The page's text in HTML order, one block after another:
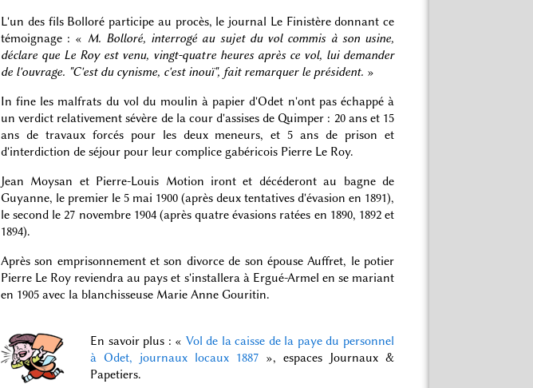
L'un des fils Bolloré participe au procès, le journal Le Finistère donnant ce
témoignage : « M. Bolloré, interrogé au sujet du vol commis à son usine,
déclare que Le Roy est venu, vingt-quatre heures après ce vol, lui demander
de l'ouvrage. "C'est du cynisme, c'est inouï", fait remarquer le président. »
In fine les malfrats du vol du moulin à papier d'Odet n'ont pas échappé à
un verdict relativement sévère de la cour d'assises de Quimper : 20 ans et 15
ans de travaux forcés pour les deux meneurs, et 5 ans de prison et
d'interdiction de séjour pour leur complice gabéricois Pierre Le Roy.
Jean Moysan et Pierre-Louis Motion iront et décéderont au bagne de
Guyanne, le premier le 5 mai 1900 (après deux tentatives d'évasion en 1891),
le second le 27 novembre 1904 (après quatre évasions ratées en 1890, 1892 et
1894).
Après son emprisonnement et son divorce de son épouse Auffret, le potier
Pierre Le Roy reviendra au pays et s'installera à Ergué-Armel en se mariant
en 1905 avec la blanchisseuse Marie Anne Gouritin.
En savoir plus : « Vol de la caisse de la paye du personnel
à Odet, journaux locaux 1887 », espaces Journaux &
Papetiers.